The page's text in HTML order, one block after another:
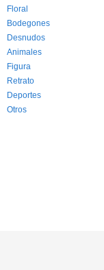
Floral
Bodegones
Desnudos
Animales
Figura
Retrato
Deportes
Otros